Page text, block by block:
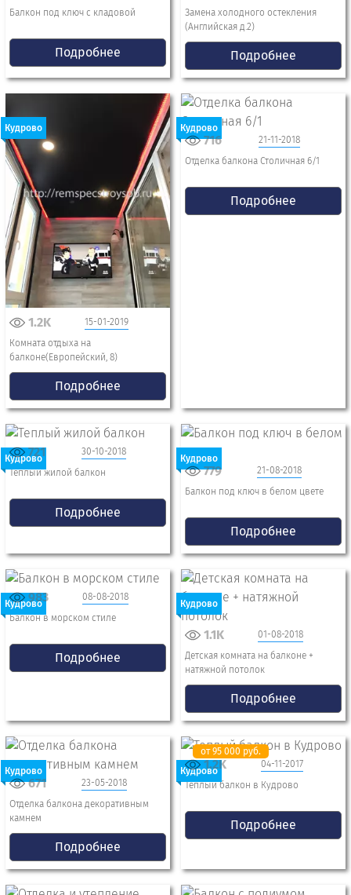
Балкон под ключ с кладовой
Подробнее
Замена холодного остекления
(Английская д.2)
Подробнее
Кудрово
15-01-2019
1.2K
Комната отдыха на
балконе(Европейский, 8)
Подробнее
Кудрово
21-11-2018
716
Отделка балкона Столичная 6/1
Подробнее
Кудрово
30-10-2018
721
Теплый жилой балкон
Подробнее
Кудрово
21-08-2018
779
Балкон под ключ в белом цвете
Подробнее
Кудрово
08-08-2018
983
Балкон в морском стиле
Подробнее
Кудрово
01-08-2018
1.1K
Детская комната на балконе +
натяжной потолок
Подробнее
Кудрово
23-05-2018
671
Отделка балкона декоративным
камнем
Подробнее
Кудрово
от 95 000 руб.
04-11-2017
1.2K
Теплый балкон в Кудрово
Подробнее